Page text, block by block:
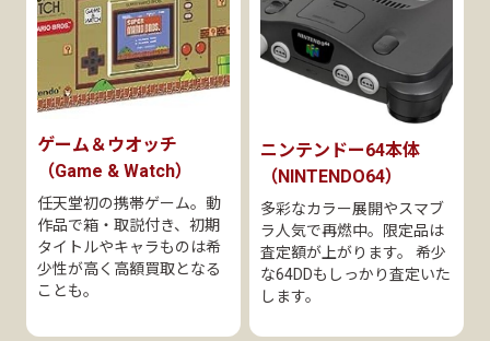
ゲーム＆ウオッチ
（Game & Watch）
任天堂初の携帯ゲーム。動
作品で箱・取説付き、初期
タイトルやキャラものは希
少性が高く高額買取となる
ことも。
ニンテンドー64本体
（NINTENDO64）
多彩なカラー展開やスマブ
ラ人気で再燃中。限定品は
査定額が上がります。 希少
な64DDもしっかり査定いた
します。